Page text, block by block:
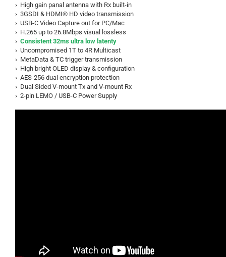
› High gain panal antenna with Rx built-in
› 3GSDI & HDMI® HD video transmission
› USB-C Video Capture out for PC/Mac
› H.265 up to 26.8Mbps visual lossless
› Consistent 32ms ultra low latenty
› Uncompromised 1T to 4R Multicast
› MetaData & TC trigger transmission
› High bright OLED display & configuration
› AES-256 dual encryption protection
› Dual Sided V-mount Tx and V-mount Rx
› 2-pin LEMO / USB-C Power Supply